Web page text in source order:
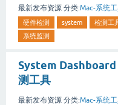
最新发布资源 分类:Mac-系统
硬件检测 system 检测工
系统监测
System Dashboard
测工具
最新发布资源 分类:Mac-系统